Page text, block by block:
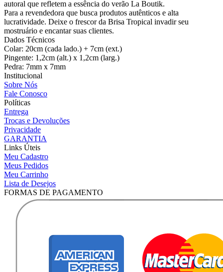
autoral que refletem a essência do verão La Boutik.
Para a revendedora que busca produtos autênticos e alta
lucratividade. Deixe o frescor da Brisa Tropical invadir seu
mostruário e encantar suas clientes.
Dados Técnicos
Colar: 20cm (cada lado.) + 7cm (ext.)
Pingente: 1,2cm (alt.) x 1,2cm (larg.)
Pedra: 7mm x 7mm
Institucional
Sobre Nós
Fale Conosco
Políticas
Entrega
Trocas e Devoluções
Privacidade
GARANTIA
Links Úteis
Meu Cadastro
Meus Pedidos
Meu Carrinho
Lista de Desejos
FORMAS DE PAGAMENTO